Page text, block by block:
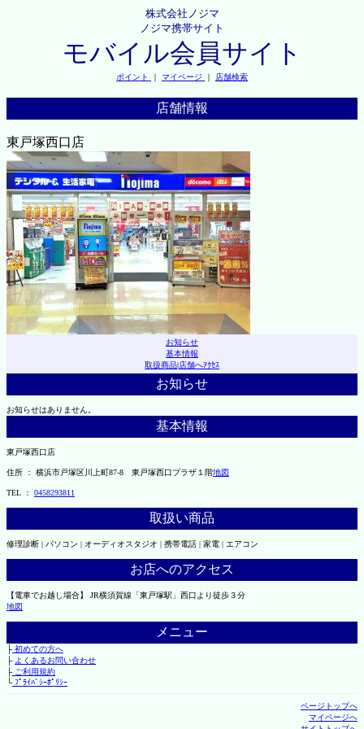
株式会社ノジマ
ノジマ携帯サイト
モバイル会員サイト
ポイント ｜ マイページ ｜ 店舗検索
店舗情報
東戸塚西口店
お知らせ
基本情報
取扱商品|店舗へｱｸｾｽ
お知らせ
お知らせはありません。
基本情報
東戸塚西口店
住所 ： 横浜市戸塚区川上町87-8 東戸塚西口プラザ１階地図
TEL ： 0458293811
取扱い商品
修理診断 | パソコン | オーディオスタジオ | 携帯電話 | 家電 | エアコン
お店へのアクセス
【電車でお越し場合】 JR横須賀線「東戸塚駅」西口より徒歩３分
地図
メニュー
├初めての方へ
├ よくあるお問い合わせ
├ご利用規約
└ﾌﾟﾗｲﾊﾞｼｰﾎﾟﾘｼｰ
ページトップへ
マイページへ